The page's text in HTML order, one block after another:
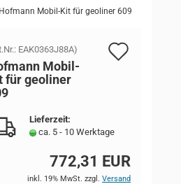
Hofmann Mobil-Kit für geoliner 609
EAK0363J88A)
Mobil-​
für geo­li­ner
Lieferzeit:
ca. 5 - 10 Werktage
772,31 EUR
inkl. 19% MwSt. zzgl. Versand